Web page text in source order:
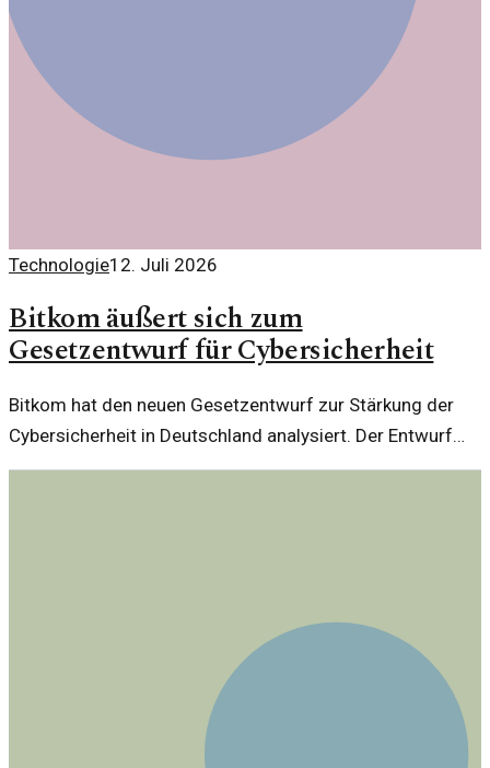
Technologie12. Juli 2026
Bitkom äußert sich zum
Gesetzentwurf für Cybersicherheit
Bitkom hat den neuen Gesetzentwurf zur Stärkung der
Cybersicherheit in Deutschland analysiert. Der Entwurf
zielt darauf ab, digitale Infrastrukturen zu schützen und